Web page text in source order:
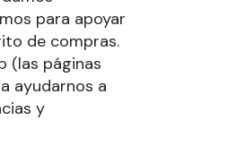
para apoyar
de compras.
(las páginas
ayudarnos a
y